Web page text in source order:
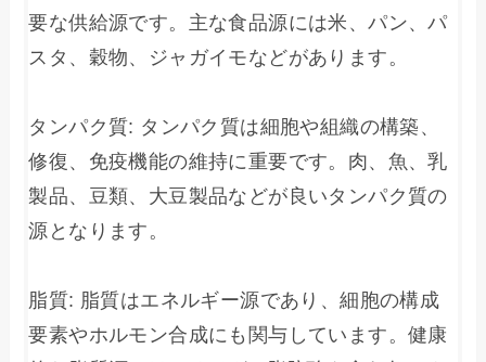
要な供給源です。主な食品源には米、パン、パ
スタ、穀物、ジャガイモなどがあります。
タンパク質: タンパク質は細胞や組織の構築、
修復、免疫機能の維持に重要です。肉、魚、乳
製品、豆類、大豆製品などが良いタンパク質の
源となります。
脂質: 脂質はエネルギー源であり、細胞の構成
要素やホルモン合成にも関与しています。健康